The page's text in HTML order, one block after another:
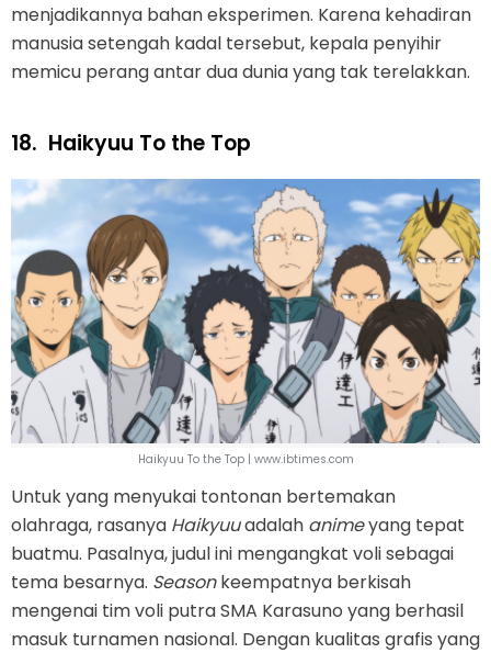
menjadikannya bahan eksperimen. Karena kehadiran
manusia setengah kadal tersebut, kepala penyihir
memicu perang antar dua dunia yang tak terelakkan.
18. Haikyuu To the Top
Haikyuu To the Top | www.ibtimes.com
Untuk yang menyukai tontonan bertemakan
olahraga, rasanya Haikyuuadalah animeyang tepat
buatmu. Pasalnya, judul ini mengangkat voli sebagai
tema besarnya. Seasonkeempatnya berkisah
mengenai tim voli putra SMA Karasuno yang berhasil
masuk turnamen nasional. Dengan kualitas grafis yang